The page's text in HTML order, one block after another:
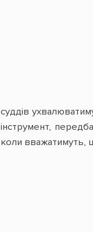
суддів
інструмент,
коли вважатимуть,